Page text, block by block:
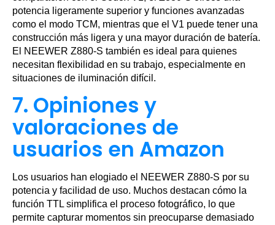
potencia ligeramente superior y funciones avanzadas
como el modo TCM, mientras que el V1 puede tener una
construcción más ligera y una mayor duración de batería.
El NEEWER Z880-S también es ideal para quienes
necesitan flexibilidad en su trabajo, especialmente en
situaciones de iluminación difícil.
7. Opiniones y
valoraciones de
usuarios en Amazon
Los usuarios han elogiado el NEEWER Z880-S por su
potencia y facilidad de uso. Muchos destacan cómo la
función TTL simplifica el proceso fotográfico, lo que
permite capturar momentos sin preocuparse demasiado